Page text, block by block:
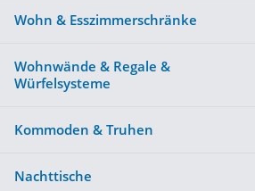
Wohn & Esszimmerschränke
Wohnwände & Regale &
Würfelsysteme
Kommoden & Truhen
Nachttische